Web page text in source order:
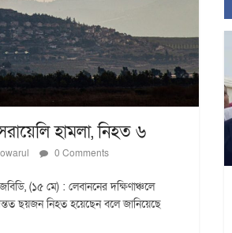
হামলা, নিহত ৬
0 Comments
(১৫ মে) : লেবাননের দক্ষিণাঞ্চলে
ছয়জন নিহত হয়েছেন বলে জানিয়েছে